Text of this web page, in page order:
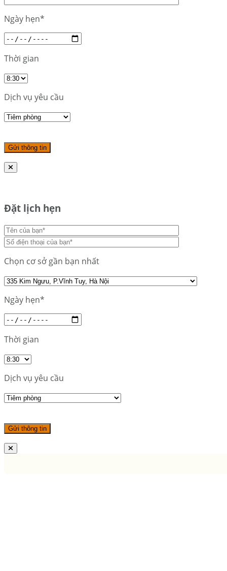
Ngày hẹn*
Thời gian
Dịch vụ yêu cầu
Đặt lịch hẹn
Chọn cơ sở gần bạn nhất
Ngày hẹn*
Thời gian
Dịch vụ yêu cầu